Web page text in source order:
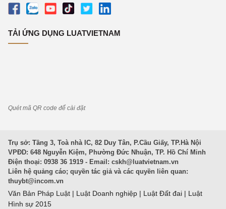
TẢI ỨNG DỤNG LUATVIETNAM
Quét mã QR code để cài đặt
Trụ sở: Tầng 3, Toà nhà IC, 82 Duy Tân, P.Cầu Giấy, TP.Hà Nội
VPĐD: 648 Nguyễn Kiệm, Phường Đức Nhuận, TP. Hồ Chí Minh
Điện thoại: 0938 36 1919 - Email: cskh@luatvietnam.vn
Liên hệ quảng cáo; quyền tác giả và các quyền liên quan:
thuybt@incom.vn
Văn Bản Pháp Luật | Luật Doanh nghiệp | Luật Đất đai | Luật
Hình sự 2015